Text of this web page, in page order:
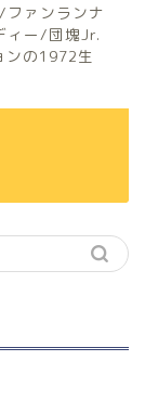
ァンランナ
ィー/団塊Jr.
ンの1972生